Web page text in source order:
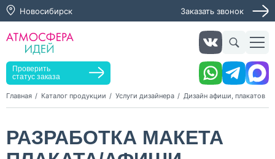
Новосибирск Заказать звонок
Проверить
статус заказа
Главная Каталог продукции Услуги дизайнера Дизайн афиши, плакатов
РАЗРАБОТКА МАКЕТА
Заказать услугу
Оставьте заявку, мы свяжемся с вами в ближайшее
Заказать звонок
обработку персональных данных и согласие с политикой
конфиденциальности